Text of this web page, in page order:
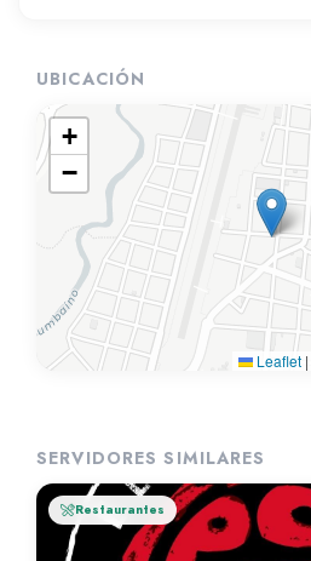
UBICACIÓN
+
−
Leaflet |
SERVIDORES SIMILARES
Restaurantes